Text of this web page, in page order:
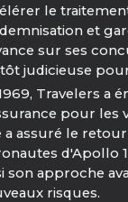
le
et
sur ses
judicieuse
Travelers a
pour les
a assuré le
d'Apollo
son approche
risques.